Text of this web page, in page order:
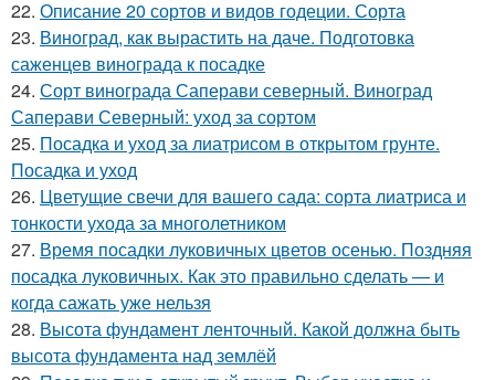
22. Описание 20 сортов и видов годеции. Сорта
23. Виноград, как вырастить на даче. Подготовка
саженцев винограда к посадке
24. Сорт винограда Саперави северный. Виноград
Саперави Северный: уход за сортом
25. Посадка и уход за лиатрисом в открытом грунте.
Посадка и уход
26. Цветущие свечи для вашего сада: сорта лиатриса и
тонкости ухода за многолетником
27. Время посадки луковичных цветов осенью. Поздняя
посадка луковичных. Как это правильно сделать — и
когда сажать уже нельзя
28. Высота фундамент ленточный. Какой должна быть
высота фундамента над землёй